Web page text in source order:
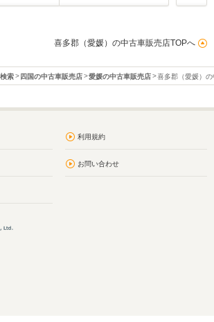
喜多郡（愛媛）の中古車販売店TOPへ
索 四国の中古車販売店 愛媛の中古車販売店 喜多郡（愛媛）
利用規約
お問い合わせ